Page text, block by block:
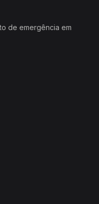
de emergência em